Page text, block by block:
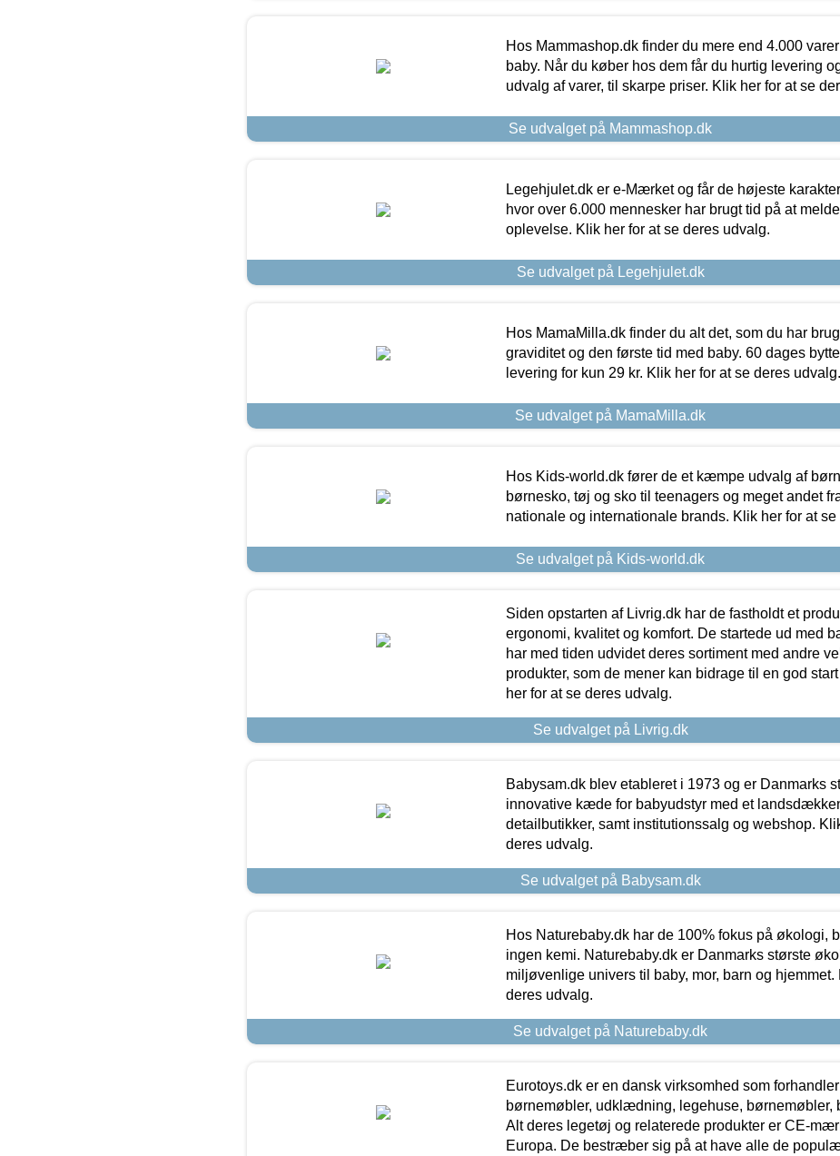
Hos Mammashop.dk finder du mere end 4.000
baby. Når du køber hos dem får du hurtig levering
udvalg af varer, til skarpe priser. Klik her for at se
Se udvalget på Mammashop.dk
Legehjulet.dk er e-Mærket og får de højeste
hvor over 6.000 mennesker har brugt tid på at
oplevelse. Klik her for at se deres udvalg.
Se udvalget på Legehjulet.dk
Hos MamaMilla.dk finder du alt det, som du har
graviditet og den første tid med baby. 60 dages
levering for kun 29 kr. Klik her for at se deres udvalg.
Se udvalget på MamaMilla.dk
Hos Kids-world.dk fører de et kæmpe udvalg af
børnesko, tøj og sko til teenagers og meget andet
nationale og internationale brands. Klik her for at
Se udvalget på Kids-world.dk
Siden opstarten af Livrig.dk har de fastholdt et
ergonomi, kvalitet og komfort. De startede ud med
har med tiden udvidet deres sortiment med andre
produkter, som de mener kan bidrage til en god
her for at se deres udvalg.
Se udvalget på Livrig.dk
Babysam.dk blev etableret i 1973 og er Danmarks
innovative kæde for babyudstyr med et
detailbutikker, samt institutionssalg og webshop.
deres udvalg.
Se udvalget på Babysam.dk
Hos Naturebaby.dk har de 100% fokus på økologi,
ingen kemi. Naturebaby.dk er Danmarks største
miljøvenlige univers til baby, mor, barn og hjemmet.
deres udvalg.
Se udvalget på Naturebaby.dk
Eurotoys.dk er en dansk virksomhed som
børnemøbler, udklædning, legehuse, børnemøbler,
Alt deres legetøj og relaterede produkter er CE-
Europa. De bestræber sig på at have alle de